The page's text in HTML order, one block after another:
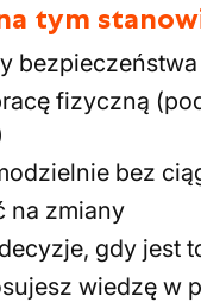
tym
bezpieczeństwa
fizyczną
bez
na zmiany
gdy jest
wiedzę w